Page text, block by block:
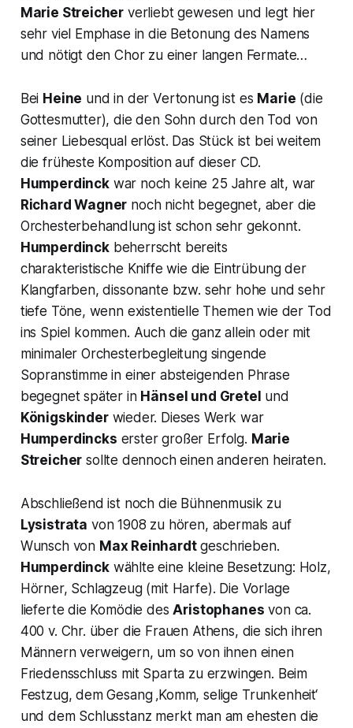
Marie Streicher verliebt gewesen und legt hier
sehr viel Emphase in die Betonung des Namens
und nötigt den Chor zu einer langen Fermate…
Bei Heine und in der Vertonung ist es Marie (die
Gottesmutter), die den Sohn durch den Tod von
seiner Liebesqual erlöst. Das Stück ist bei weitem
die früheste Komposition auf dieser CD.
Humperdinckwar noch keine 25 Jahre alt, war
Richard Wagner noch nicht begegnet, aber die
Orchesterbehandlung ist schon sehr gekonnt.
Humperdinckbeherrscht bereits
charakteristische Kniffe wie die Eintrübung der
Klangfarben, dissonante bzw. sehr hohe und sehr
tiefe Töne, wenn existentielle Themen wie der Tod
ins Spiel kommen. Auch die ganz allein oder mit
minimaler Orchesterbegleitung singende
Sopranstimme in einer absteigenden Phrase
begegnet später in Hänsel und Gretel und
Königskinderwieder. Dieses Werk war
Humperdincks erster großer Erfolg. Marie
Streicher sollte dennoch einen anderen heiraten.
Abschließend ist noch die Bühnenmusik zu
Lysistrata von 1908 zu hören, abermals auf
Wunsch von Max Reinhardtgeschrieben.
Humperdinckwählte eine kleine Besetzung: Holz,
Hörner, Schlagzeug (mit Harfe). Die Vorlage
lieferte die Komödie desAristophanes von ca.
400 v. Chr. über die Frauen Athens, die sich ihren
Männern verweigern, um so von ihnen einen
Friedensschluss mit Sparta zu erzwingen. Beim
Festzug, dem Gesang ‚Komm, selige Trunkenheit‘
und dem Schlusstanz merkt man am ehesten die